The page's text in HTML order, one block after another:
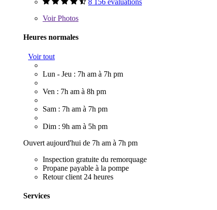
8 156 évaluations
VoirPhotos
Heures normales
Voir tout
Lun - Jeu : 7h am à 7h pm
Ven : 7h am à 8h pm
Sam : 7h am à 7h pm
Dim : 9h am à 5h pm
Ouvert aujourd'hui de 7h am à 7h pm
Inspection gratuite du remorquage
Propane payable à la pompe
Retour client 24 heures
Services